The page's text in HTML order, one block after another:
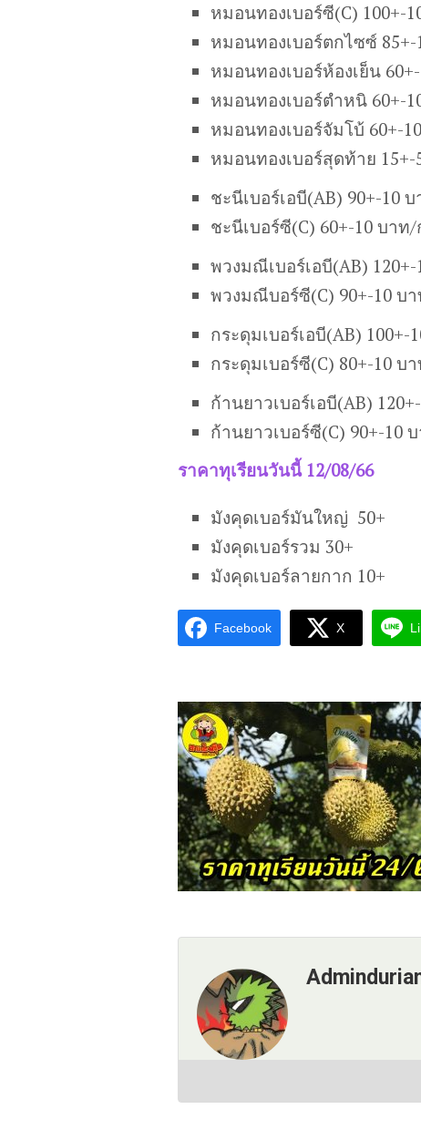
หมอนทองเบอร์ซี(C) 100+-
หมอนทองเบอร์ตกไซซ์
หมอนทองเบอร์ห้องเย็น
หมอนทองเบอร์ตำหนิ 60+-
หมอนทองเบอร์จัมโบ้ 60+-
หมอนทองเบอร์สุดท้าย
ชะนีเบอร์เอบี(AB) 90+-10
ชะนีเบอร์ซี(C) 60+-10 บาท
พวงมณีเบอร์เอบี(AB)
พวงมณีบอร์ซี(C) 90+-10 บ
กระดุมเบอร์เอบี(AB) 100+-
กระดุมเบอร์ซี(C) 80+-10 บ
ก้านยาวเบอร์เอบี(AB)
ก้านยาวเบอร์ซี(C) 90+-10
ราคาทุเรียนวันนี้ 12/08/66
มังคุดเบอร์มันใหญ่ 50+
มังคุดเบอร์รวม 30+
มังคุดเบอร์ลายกาก 10+
Facebook X